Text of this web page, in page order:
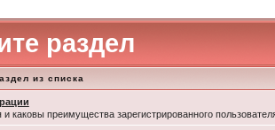
раздел
из списка
и каковы преимущества зарегистрированного